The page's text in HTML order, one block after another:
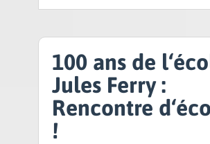
100 ans de
Jules Ferry :
Rencontre
!